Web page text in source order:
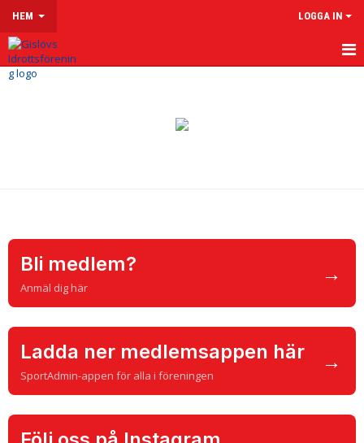
HEM LOGGA IN
HEM
KALENDER
KLUBBSHOP
MENTAL HÄLSA
NYHETER
Bli medlem?
Anmäl dig här
→
Ladda ner medlemsappen här
SportAdmin-appen för alla i föreningen
→